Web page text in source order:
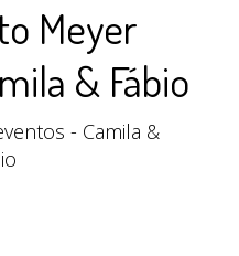
Meyer
& Fábio
- Camila &